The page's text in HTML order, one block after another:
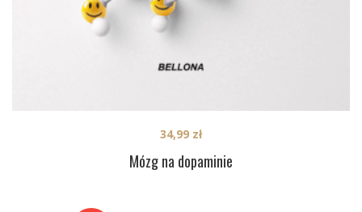
Mózg na dopaminie
34,99 zł